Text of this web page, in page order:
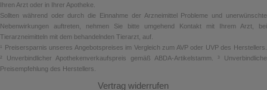
Ihren Arzt oder in Ihrer Apotheke.
Sollten während oder durch die Einnahme der Arzneimittel Probleme und unerwünschte
Nebenwirkungen auftreten, nehmen Sie bitte umgehend Kontakt mit Ihrem Arzt, bei
Tierarzneimitteln mit dem behandelnden Tierarzt, auf.
¹ Preisersparnis unseres Angebotspreises im Vergleich zum AVP oder UVP des Herstellers.
² Unverbindlicher Apothekenverkaufspreis gemäß ABDA-Artikelstamm. ³ Unverbindliche
Preisempfehlung des Herstellers.
Vertrag widerrufen